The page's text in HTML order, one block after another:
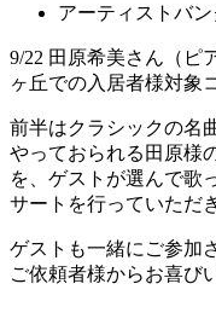
アーティストバン
9/22 田原希美さん（ピ
ヶ丘での入居者様対象
前半はクラシックの名
やっておられる田原様
を、ゲストが選んで歌
サートを行っていただ
ゲストも一緒にご参加
ご依頼者様からお喜び